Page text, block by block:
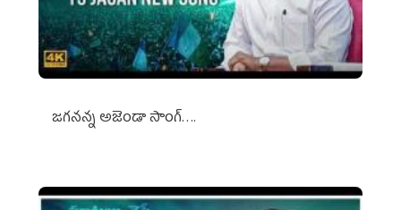
జగనన్న అజెండా సాంగ్….